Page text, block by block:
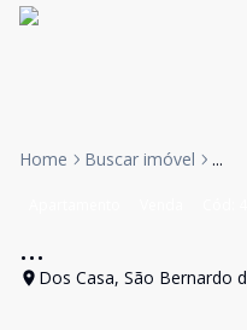
Home Buscar imóvel ...
...
Dos Casa, São Bernardo